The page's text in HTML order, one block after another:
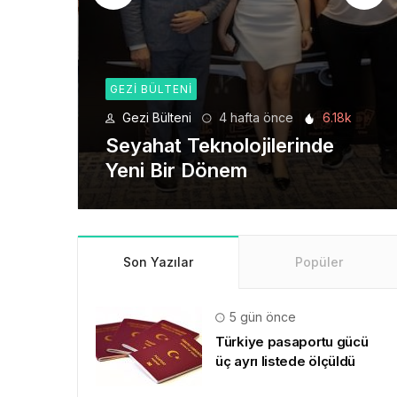
GEZI BÜLTENI
Gezi Bülteni 1 ay önce 8.93k
Manevi Yolculukta Yeni
Dönem
Son Yazılar Popüler
5 gün önce
Türkiye pasaportu gücü
üç ayrı listede ölçüldü